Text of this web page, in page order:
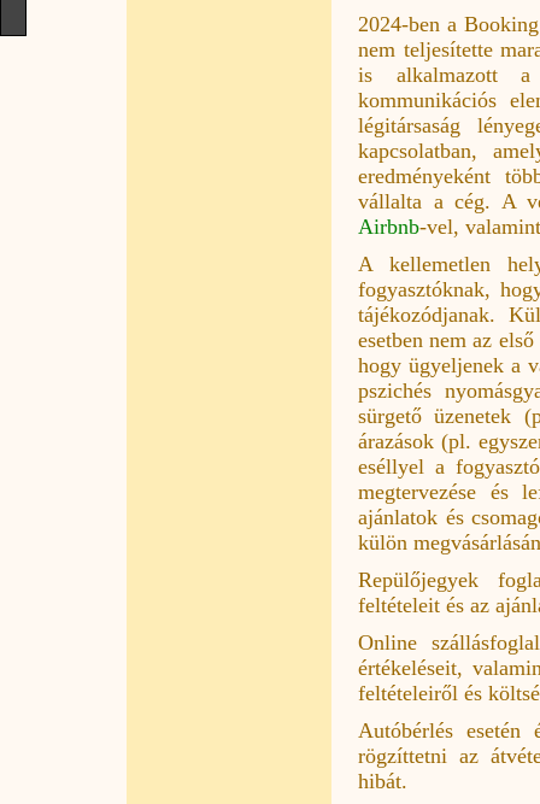
2024-ben a
nem teljesítette
is alkalmazott a
kommunikációs
légitársaság
kapcsolatban,
eredményeként
vállalta a cég. A
Airbnb-vel,
A kellemetlen
fogyasztóknak,
tájékozódjanak.
esetben nem az
hogy ügyeljenek a
pszichés
sürgető üzenetek
árazások (pl.
eséllyel a
megtervezése és
ajánlatok és
külön
Repülőjegyek
feltételeit és az
Online
értékeléseit,
feltételeiről és
Autóbérlés
rögzíttetni az
hibát.